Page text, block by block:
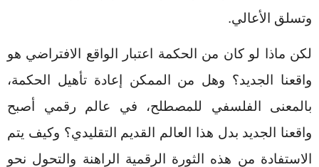
وتسلق الأعالي.
لكن ماذا لو كان من الحكمة اعتبار الواقع الافتراضي هو
واقعنا الجديد؟ وهل من الممكن إعادة تأهيل الحكمة،
بالمعنى الفلسفي للمصطلح، في عالم رقمي أصبح
واقعنا الجديد بدل هذا العالم القديم التقليدي؟ وكيف يتم
الاستفادة من هذه الثورة الرقمية
الراهنة والتحول نحو